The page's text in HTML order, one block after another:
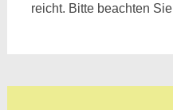
reicht. Bitte beachten Sie